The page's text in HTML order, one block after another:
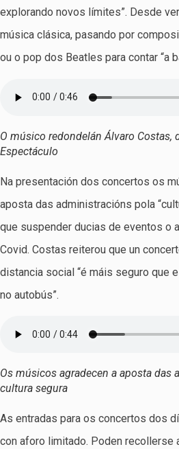
explorando novos límites”. Desde
música clásica, pasando por
ou o pop dos Beatles para contar “a
O músico redondelán Álvaro Costas,
Espectáculo
Na presentación dos concertos os
aposta das administracións pola
que suspender ducias de eventos o
Covid. Costas reiterou que un
distancia social “é máis seguro que
no autobús”.
Os músicos agradecen a aposta das
cultura segura
As entradas para os concertos dos
con aforo limitado. Poden recollerse